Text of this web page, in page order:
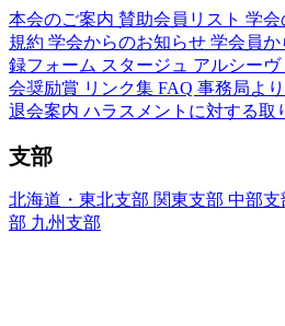
本会のご案内 賛助会員リスト 学会
規約 学会からのお知らせ 学会員か
録フォーム スタージュ アルシー
会奨励賞 リンク集 FAQ 事務局より
退会案内 ハラスメントに対する取
支部
北海道・東北支部 関東支部 中部支
部 九州支部